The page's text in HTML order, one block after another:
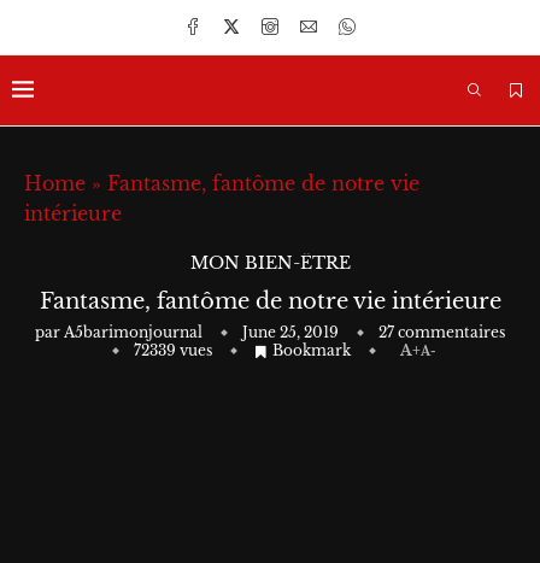
Home » Fantasme, fantôme de notre vie
intérieure
MON BIEN-ÊTRE
Fantasme, fantôme de notre vie intérieure
par A5barimonjournal June 25, 2019
27 commentaires
72339 vues Bookmark A+A-